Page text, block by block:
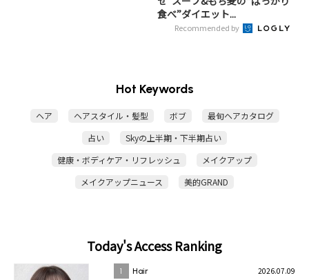
食べ”ダイエット...
Recommended by
Hot Keywords
ヘア ヘアスタイル・髪型 ボブ
最旬ヘアカタログ
占い
Skyの上半期・下半期占い
健康・ボディケア・リフレッシュ
メイクアップ
メイクアップニュース
美的GRAND
Today's Access Ranking
1 Hair 2026.07.09